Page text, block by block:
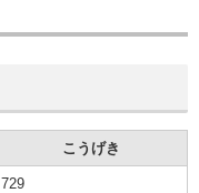
こうげき
729